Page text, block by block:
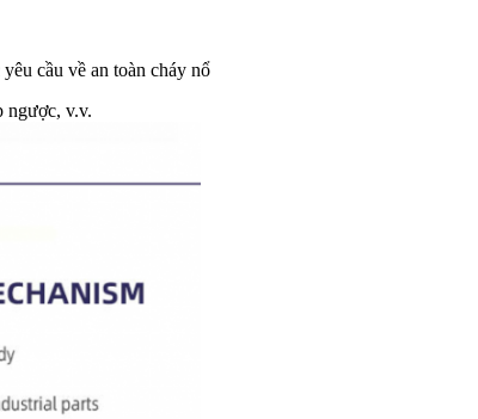
cầu về an toàn cháy nổ
ngược, v.v.